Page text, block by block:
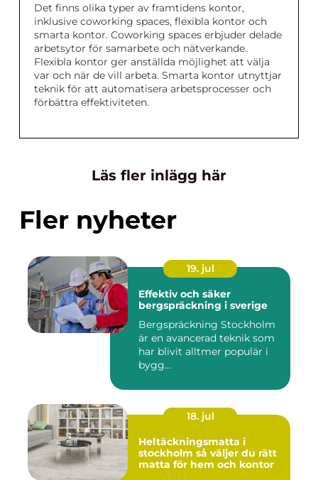
Det finns olika typer av framtidens kontor,
inklusive coworking spaces, flexibla kontor och
smarta kontor. Coworking spaces erbjuder delade
arbetsytor för samarbete och nätverkande.
Flexibla kontor ger anställda möjlighet att välja
var och när de vill arbeta. Smarta kontor utnyttjar
teknik för att automatisera arbetsprocesser och
förbättra effektiviteten.
Läs fler inlägg här
Fler nyheter
19. jul
Effektiv och säker
bergspräckning i sverige
Bergspräckning Stockholm
är en avancerad teknik som
har blivit alltmer populär i
bygg...
18. jul
Heltäckningsmatta i
stockholm så väljer du rätt
matta för hem och kontor